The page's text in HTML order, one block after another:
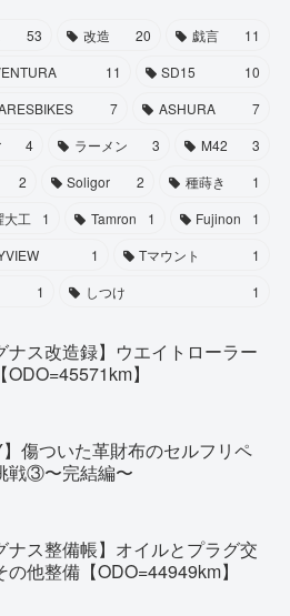
53 改造 20 戯言
11
11 SD15
10
7 ASHURA
7
4 ラーメン 3 M42
3
2 Soligor 2 種蒔き
1
大工 1 Tamron 1 Fujinon
1
1 Tマウント
1
1 しつけ 1
ナス改造録】ウエイトローラー
ODO=45571km】
】傷ついた革財布のセルフリペ
戦③〜完結編〜
ナス整備帳】オイルとプラグ交
の他整備【ODO=44949km】